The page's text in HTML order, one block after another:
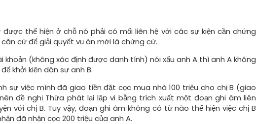
thể hiện ở chỗ nó phải có mối liên hệ với các sự kiện cần chứng
cứ để giải quyết vụ án mới là chứng cứ.
khoản (không xác định được danh tính) nói xấu anh A thì anh A không
khởi kiện dân sự anh B.
sự việc mình đã giao tiền đặt cọc mua nhà 100 triệu cho chị B (giao
đề nghị Thừa phát lại lập vi bằng trích xuất một đoạn ghi âm liên
với chị B. Tuy vậy, đoạn ghi âm không có từ nào thể hiện việc chị B
đã nhận cọc 200 triệu của anh A.